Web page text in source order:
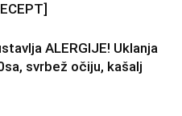
ALERGIJE! Uklanja
svrbež očiju, kašalj